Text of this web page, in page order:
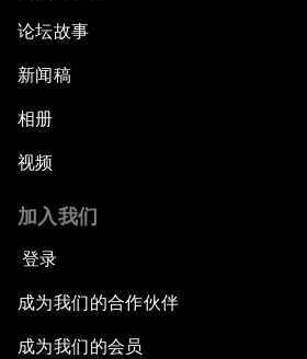
论坛故事
新闻稿
相册
视频
加入我们
登录
成为我们的合作伙伴
成为我们的会员